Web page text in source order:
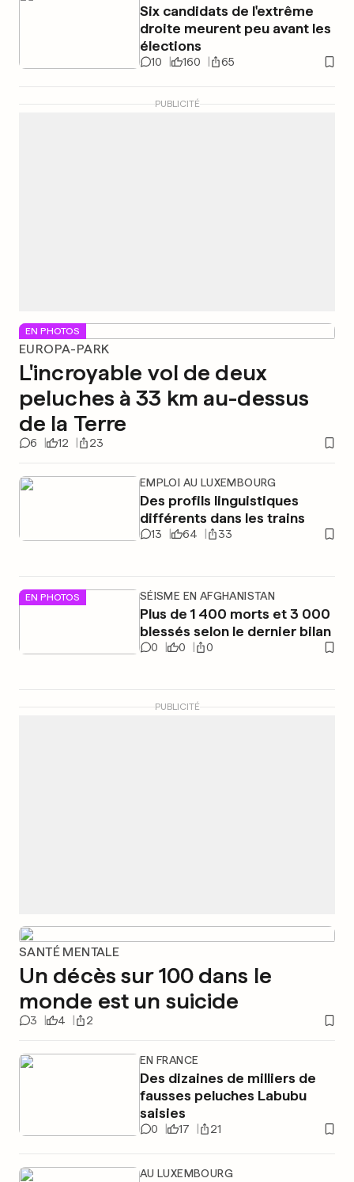
Six candidats de l'extrême
droite meurent peu avant les
élections
10 160 65
PUBLICITÉ
EN PHOTOS
EUROPA-PARK
L'incroyable vol de deux
peluches à 33 km au-dessus
de la Terre
6 12 23
EMPLOI AU LUXEMBOURG
Des profils linguistiques
différents dans les trains
13 64 33
EN PHOTOS SÉISME EN AFGHANISTAN
Plus de 1 400 morts et 3 000
blessés selon le dernier bilan
0 0 0
PUBLICITÉ
SANTÉ MENTALE
Un décès sur 100 dans le
monde est un suicide
3 4 2
EN FRANCE
Des dizaines de milliers de
fausses peluches Labubu
saisies
0 17 21
AU LUXEMBOURG